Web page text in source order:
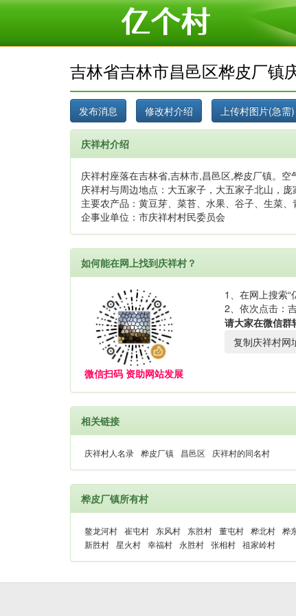
吉林省吉林市昌邑区桦皮厂镇
庆祥村介绍
庆祥村座落在吉林省,吉林市,昌邑区,桦皮厂镇。
庆祥村与周边地点：大五家子，大五家子北山，
主要农产品：黄豆芽、菜苔、水果、谷子、生菜
企事业单位：市庆祥村村民委员会
如何能在网上找到庆祥村？
微信扫码 资助网站发展
1、在网上搜索“
2、依次点击：
请大家在微信群
复制庆祥村网
相关链接
庆祥村人名录 桦皮厂镇 昌邑区 庆祥村的同名村
桦皮厂镇所有村
鳌龙河村 崔屯村 东风村 东胜村 董屯村 桦北村 桦
新胜村 星火村 幸福村 永胜村 张相村 祖家岭村